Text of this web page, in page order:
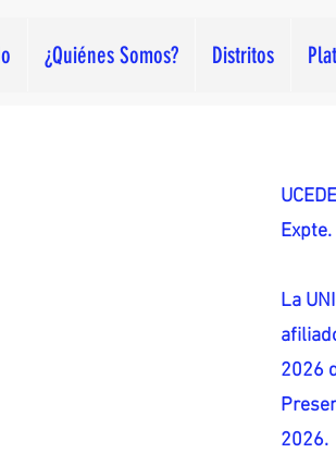
¿Quiénes Somos? Distritos
La
2026
2026.